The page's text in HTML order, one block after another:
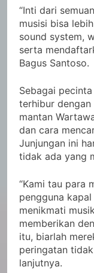
“Inti dari
musisi bisa
sound system,
serta
Bagus Santoso.
Sebagai
terhibur dengan
mantan
dan cara
Junjungan ini
tidak ada yang
“Kami tau para
pengguna
menikmati
memberikan
itu, biarlah
peringatan
lanjutnya.